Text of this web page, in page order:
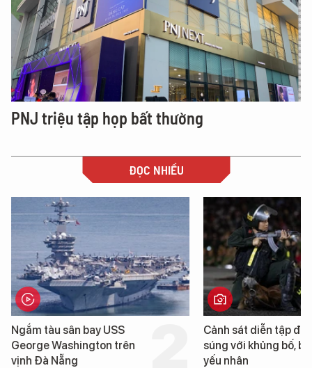
PNJ triệu tập họp bất thường
ĐỌC NHIỀU
Cảnh sát diễn tập đấu
súng với khủng bố, bảo vệ
yếu nhân
Hình ảnh đầu tiên về
tàu sân bay USS
Washington vừa đến